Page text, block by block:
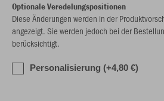
Optionale Veredelungspositionen
Diese Änderungen werden in der
angezeigt. Sie werden jedoch bei der
berücksichtigt.
Personalisierung (+4,80 €)